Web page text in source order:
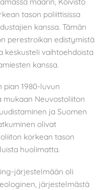
tason poliittisissa
kanssa. Tämän
perestroikan edistymistä
keskusteli vaihtoehdoista
kanssa.
pian 1980-luvun
mukaan Neuvostoliiton
ja Suomen
olivat
korkean tason
huolimatta.
järjestelmään oli
järjestelmästä